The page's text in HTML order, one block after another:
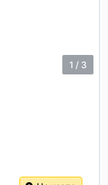
1 / 3